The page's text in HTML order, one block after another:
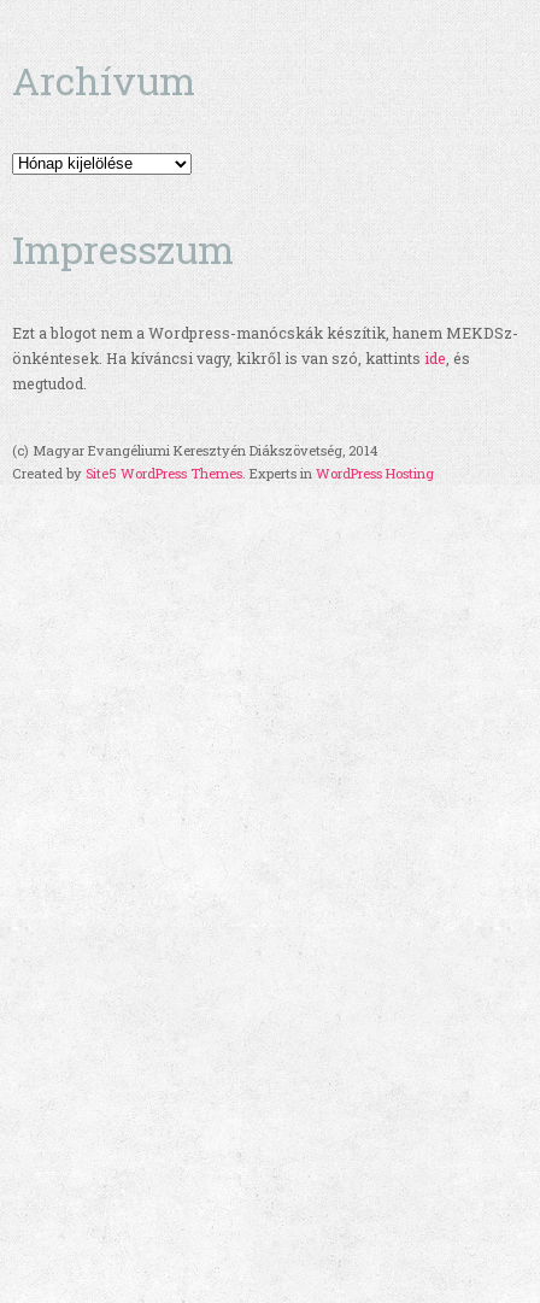
Archívum
Archívum
Impresszum
Ezt a blogot nem a Wordpress-manócskák készítik, hanem MEKDSz-
önkéntesek. Ha kíváncsi vagy, kikről is van szó, kattints ide , és
megtudod.
(c) Magyar Evangéliumi Keresztyén Diákszövetség, 2014
Created by Site5 WordPress Themes . Experts in WordPress Hosting